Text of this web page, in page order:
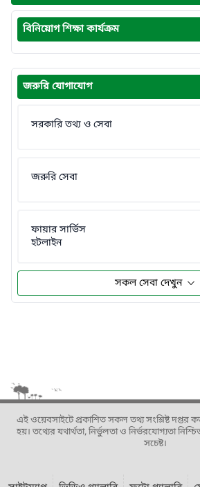
বিনিয়োগ শিক্ষা কার্যক্রম
জরুরি যোগাযোগ
সরকারি তথ্য ও সেবা
জরুরি সেবা
ফায়ার সার্ভিস
হটলাইন
সকল সেবা দেখুন
এই ওয়েবসাইটে প্রকাশিত সকল তথ্য সংশ্লিষ্ট দপ্তর
হয়। তথ্যের যথার্থতা, নির্ভুলতা ও নির্ভরযোগ্যতা
সচেষ্ট।